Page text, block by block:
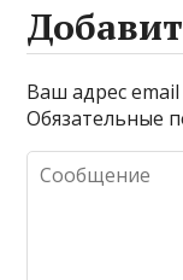
Ваш адрес
Обязательные